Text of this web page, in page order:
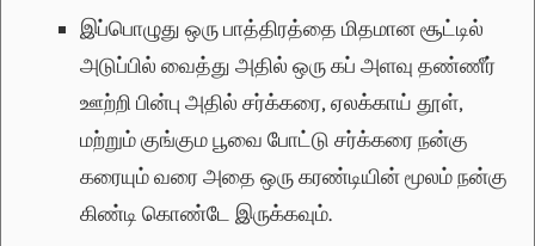
இப்பொழுது ஒரு பாத்திரத்தை மிதமான சூட்டில்
அடுப்பில் வைத்து அதில் ஒரு கப் அளவு தண்ணீர்
ஊற்றி பின்பு அதில் சர்க்கரை, ஏலக்காய் தூள்,
மற்றும் குங்கும பூவை போட்டு சர்க்கரை நன்கு
கரையும் வரை அதை ஒரு கரண்டியின் மூலம் நன்கு
கிண்டி கொண்டே இருக்கவும்.